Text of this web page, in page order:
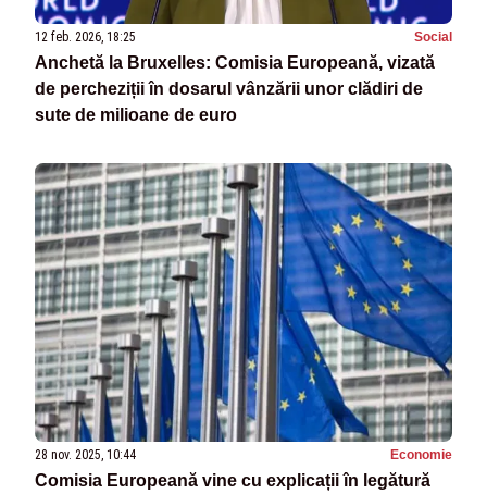
12 feb. 2026, 18:25 Social
Anchetă la Bruxelles: Comisia Europeană, vizată
de percheziții în dosarul vânzării unor clădiri de
sute de milioane de euro
28 nov. 2025, 10:44 Economie
Comisia Europeană vine cu explicații în legătură